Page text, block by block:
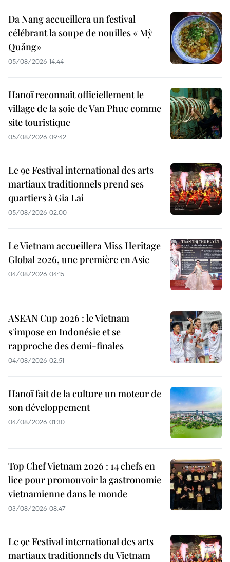
Da Nang accueillera un festival
célébrant la soupe de nouilles « Mỳ
Quảng»
05/08/2026 14:44
Hanoï reconnaît officiellement le
village de la soie de Van Phuc comme
site touristique
05/08/2026 09:42
Le 9e Festival international des arts
martiaux traditionnels prend ses
quartiers à Gia Lai
05/08/2026 02:00
Le Vietnam accueillera Miss Heritage
Global 2026, une première en Asie
04/08/2026 04:15
ASEAN Cup 2026 : le Vietnam
s'impose en Indonésie et se
rapproche des demi-finales
04/08/2026 02:51
Hanoï fait de la culture un moteur de
son développement
04/08/2026 01:30
Top Chef Vietnam 2026 : 14 chefs en
lice pour promouvoir la gastronomie
vietnamienne dans le monde
03/08/2026 08:47
Le 9e Festival international des arts
martiaux traditionnels du Vietnam